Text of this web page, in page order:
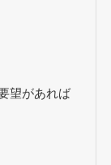
望があれば